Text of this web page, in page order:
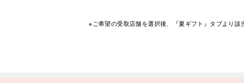
※ご希望の受取店舗を選択後、『夏ギフト』タブより 該